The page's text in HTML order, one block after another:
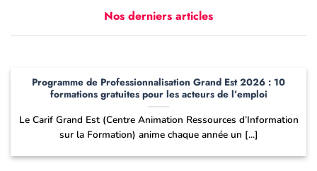
Nos derniers articles
Programme de Professionnalisation Grand Est 2026 : 10
formations gratuites pour les acteurs de l’emploi
Le Carif Grand Est (Centre Animation Ressources d’Information
sur la Formation) anime chaque année un [...]